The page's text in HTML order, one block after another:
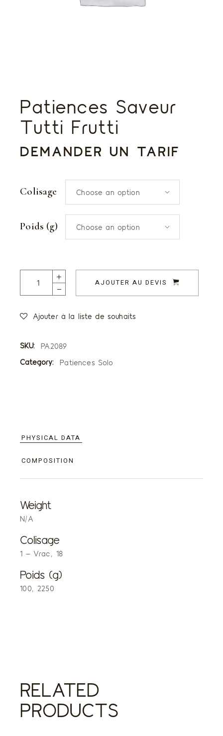
Patiences Saveur
Tutti Frutti
DEMANDER UN TARIF
Colisage Choose an option
Poids (g) Choose an option
Patiences saveur Tutti Frutti quantity
AJOUTER AU DEVIS
Ajouter à la liste de souhaits
SKU:
PA2089
Category:
Patiences Solo
PHYSICAL DATA
COMPOSITION
Weight
N/A
Colisage
1 – Vrac, 18
Poids (g)
100, 2250
RELATED
PRODUCTS